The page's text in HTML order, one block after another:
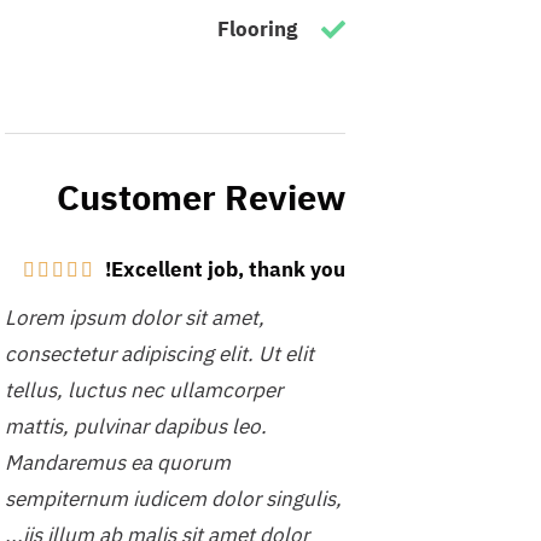
Flooring
Customer Review
Excellent job, thank you!





Lorem ipsum dolor sit amet,
consectetur adipiscing elit. Ut elit
tellus, luctus nec ullamcorper
mattis, pulvinar dapibus leo.
Mandaremus ea quorum
sempiternum iudicem dolor singulis,